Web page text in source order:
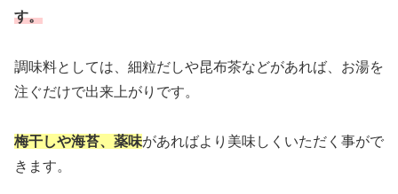
す。
調味料としては、細粒だしや昆布茶などがあれば、お湯を
注ぐだけで出来上がりです。
梅干しや海苔、薬味があればより美味しくいただく事がで
きます。